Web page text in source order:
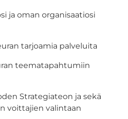
ja oman organisaatiosi
tarjoamia palveluita
teematapahtumiin
Strategiateon ja sekä
voittajien valintaan